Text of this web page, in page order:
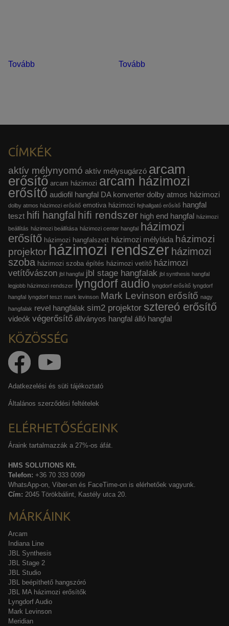
Tovább Tovább
CÍMKÉK
aktív mélynyomó aktív mélysugárzó arcam
erősítő arcam házimozi arcam házimozi
erősítő audiofil hangfal DA konverter dolby atmos házimozi
dolby atmos házimozi erősítő emotiva házimozi fejhallgató erősítő hangfal
teszt hifi hangfal hifi rendszer high end hangfal házimozi
beállítás házimozi beállítása házimozi center hangfal házimozi
erősítő házimozi hangfalszett házimozi mélyláda házimozi
projektor házimozi rendszer házimozi
szoba házimozi szoba építés házimozi vetítő házimozi
vetítővászon jbl hangfal jbl stage hangfalak jbl synthesis hangfal
legjobb házimozi rendszer lyngdorf audio lyngdorf erősítő lyngdorf
hangfal lyngdorf teszt mark levinson Mark Levinson erősítő nagy
hangfalak revel hangfalak sim2 projektor sztereó erősítő
videók végerősítő állványos hangfal álló hangfal
KÖZÖSSÉG
Adatkezelési és süti tájékoztató
Általános szerződési feltételek
ELÉRHETŐSÉGEINK
Áraink tartalmazzák a 27%-os áfát.
HMS SOLUTIONS Kft.
Telefon: +36 70 333 0099
WhatsApp-on, Viber-en és FaceTime-on is elérhetőek vagyunk.
Cím: 2045 Törökbálint, Kastély utca 20.
MÁRKÁINK
Arcam
Indiana Line
JBL Synthesis
JBL Stage 2
JBL Studio
JBL beépíthető hangszóró
JBL MA házimozi erősítők
Lyngdorf Audio
Mark Levinson
Meridian